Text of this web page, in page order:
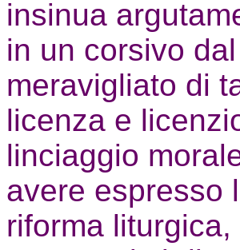
insinua
in un corsivo
meravigliato di
licenza e
linciaggio
avere espresso
riforma